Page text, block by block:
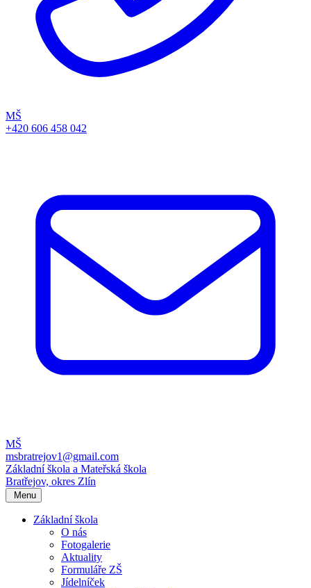
MŠ
+420 606 458 042
MŠ
msbratrejov1@gmail.com
Základní škola a Mateřská škola
Bratřejov, okres Zlín
Menu
Základní škola
O nás
Fotogalerie
Aktuality
Formuláře ZŠ
Jídelníček